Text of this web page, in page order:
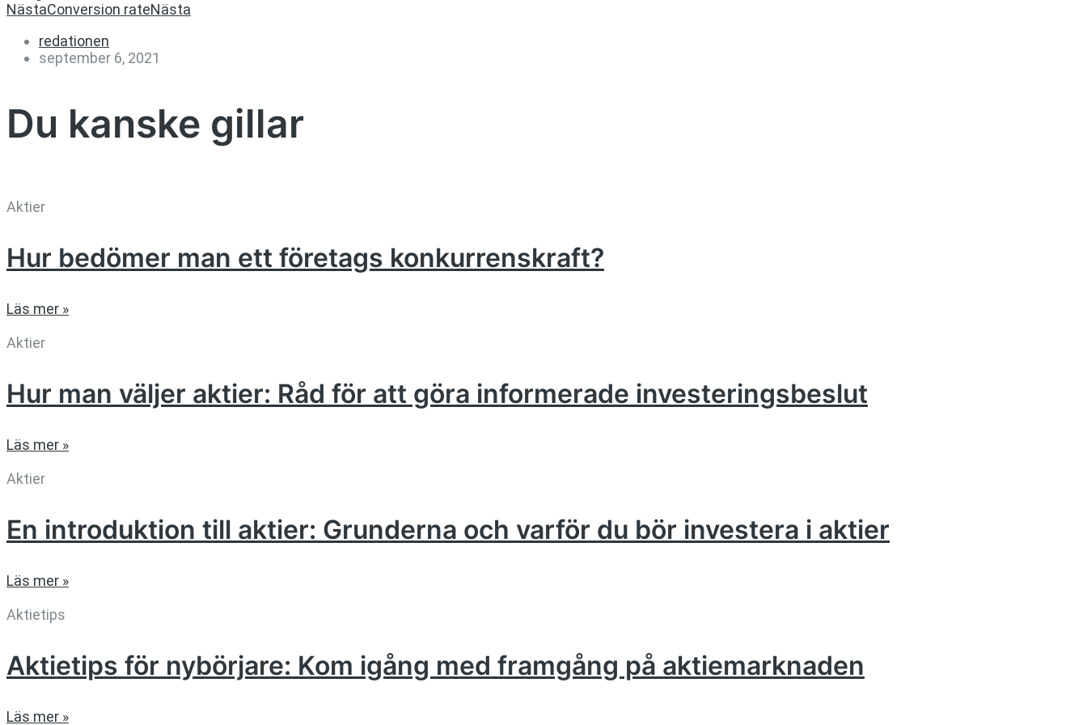
NästaConversion rateNästa
redationen
september 6, 2021
Du kanske gillar
Aktier
Hur bedömer man ett företags konkurrenskraft?
Läs mer »
Aktier
Hur man väljer aktier: Råd för att göra informerade investeringsbeslut
Läs mer »
Aktier
En introduktion till aktier: Grunderna och varför du bör investera i aktier
Läs mer »
Aktietips
Aktietips för nybörjare: Kom igång med framgång på aktiemarknaden
Läs mer »